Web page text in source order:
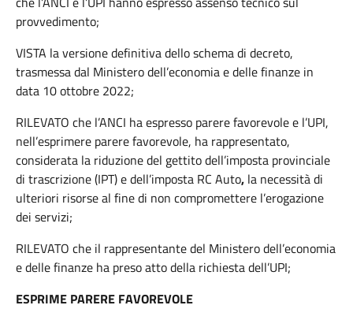
provvedimento;
VISTA la versione definitiva dello schema di decreto,
trasmessa dal Ministero dell’economia e delle finanze in
data 10 ottobre 2022;
RILEVATO che l’ANCI ha espresso parere favorevole e l’UPI,
nell’esprimere parere favorevole, ha rappresentato,
considerata la riduzione del gettito dell’imposta provinciale
di trascrizione (IPT) e dell’imposta RC Auto, la necessità di
ulteriori risorse al fine di non compromettere l’erogazione
dei servizi;
RILEVATO che il rappresentante del Ministero dell’economia
e delle finanze ha preso atto della richiesta dell’UPI;
ESPRIME PARERE FAVOREVOLE